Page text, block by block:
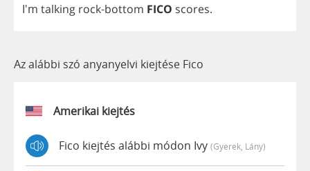
I'm talking rock-bottom FICO scores.
Az alábbi szó anyanyelvi kiejtése Fico
Amerikai kiejtés
Fico kiejtés alábbi módon Ivy (gyerek, Lány)